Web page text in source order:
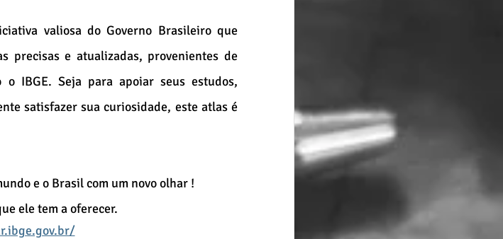
valiosa do Governo Brasileiro que
precisas e atualizadas, provenientes de
IBGE. Seja para apoiar seus estudos,
satisfazer sua curiosidade, este atlas é
e o Brasil com um novo olhar !
ele tem a oferecer.